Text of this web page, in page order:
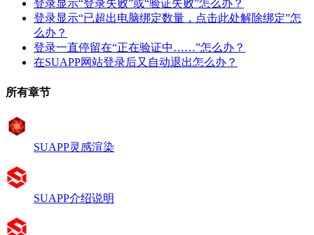
登录显示“登录失败”或“验证失败”怎么办？
登录显示“已超出电脑绑定数量，点击此处解除绑定”怎
么办？
登录一直停留在“正在验证中……”怎么办？
在SUAPP网站登录后又自动退出怎么办？
所有章节
SUAPP灵感渲染
SUAPP介绍说明